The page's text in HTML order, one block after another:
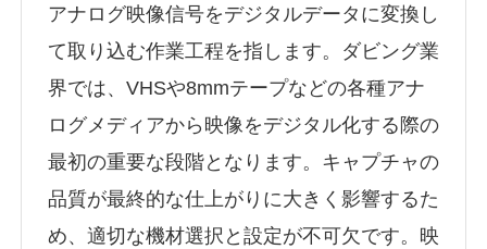
アナログ映像信号をデジタルデータに変換し
て取り込む作業工程を指します。ダビング業
界では、VHSや8mmテープなどの各種アナ
ログメディアから映像をデジタル化する際の
最初の重要な段階となります。キャプチャの
品質が最終的な仕上がりに大きく影響するた
め、適切な機材選択と設定が不可欠です。映